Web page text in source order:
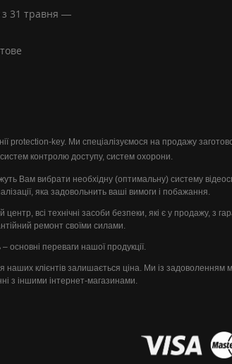
31 травня —
protection-key. Ми спеціалізуємося на продажу
контролю доступу, систем охорони.
Вам вибрати необхідну (оптимальну) систему
яка задовольнить ваші вимоги і побажання.
центр, всі технічні засоби безпеки, які є у продажу, з
ремонт своїми силами.
– основні переваги нашої продукції.
наших клієнтів залишається ціна. Ми із
з іншими інтернет-магазинами.